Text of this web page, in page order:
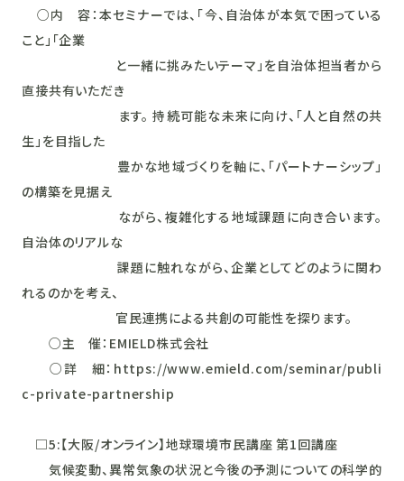
○内 容：本セミナーでは、「今、自治体が本気で困っている
こと」「企業
と一緒に挑みたいテーマ」を自治体担当者から
直接共有いただき
ます。 持続可能な未来に向け、「人と自然の共
生」を目指した
豊かな地域づくりを軸に、「パートナーシップ」
の構築を見据え
ながら、複雑化する地域課題に向き合います。
自治体のリアルな
課題に触れながら、企業としてどのように関わ
れるのかを考え、
官民連携による共創の可能性を探ります。
○主 催：EMIELD株式会社
○詳 細：https://www.emield.com/seminar/publi
c-private-partnership
□5:【大阪/オンライン】地球環境市民講座 第1回講座
気候変動、異常気象の状況と今後の予測についての科学的